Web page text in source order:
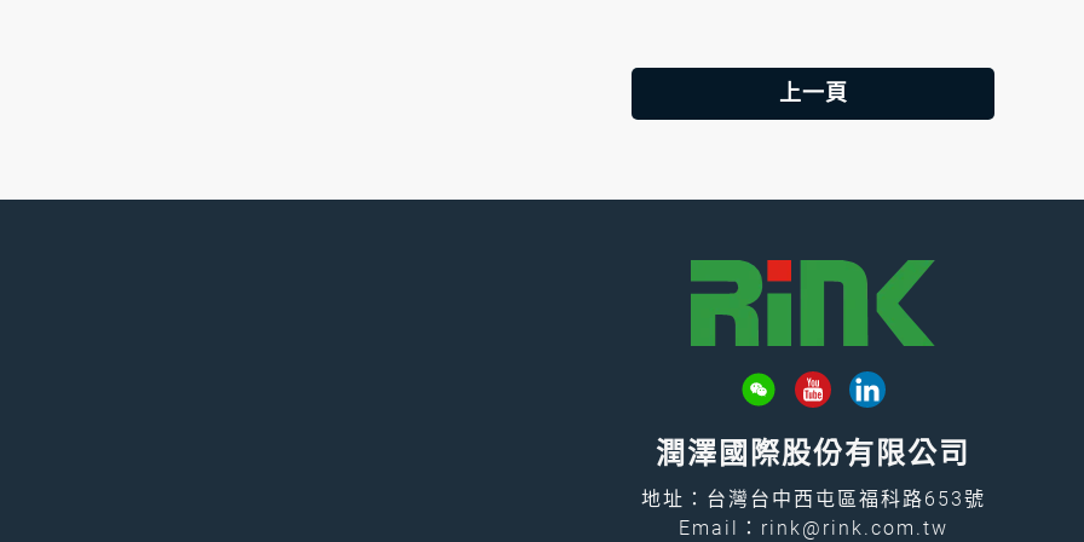
上一頁
潤澤國際股份有限公司
地址：台灣台中西屯區福科路653號
Email： rink@rink.com.tw